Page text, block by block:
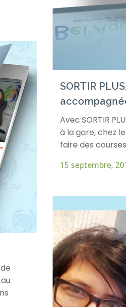
SORTIR
Avec SORTIR
à la gare, chez
faire des
15 septembre,